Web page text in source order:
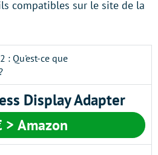
compatibles sur le site de la
Display Adapter
> Amazon